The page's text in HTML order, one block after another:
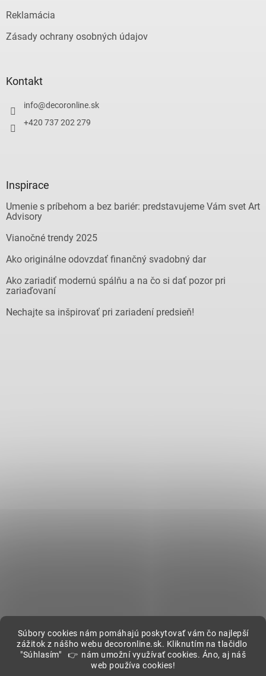
Súbory cookies nám pomáhajú poskytovať vám čo najlepší
zážitok z nášho webu decoronline.sk. Kliknutím na tlačidlo
"Súhlasím" 👉 nám umožní využívať cookies. Áno, aj náš
web používa cookies!
Reklamácia
Zásady ochrany osobných údajov
Kontakt
info@decoronline.sk
+420 737 202 279
Inspirace
Umenie s príbehom a bez bariér: predstavujeme Vám svet Art
Advisory
Vianočné trendy 2025
Ako originálne odovzdať finančný svadobný dar
Ako zariadiť modernú spálňu a na čo si dať pozor pri
zariaďovaní
Nechajte sa inšpirovať pri zariadení predsieň!